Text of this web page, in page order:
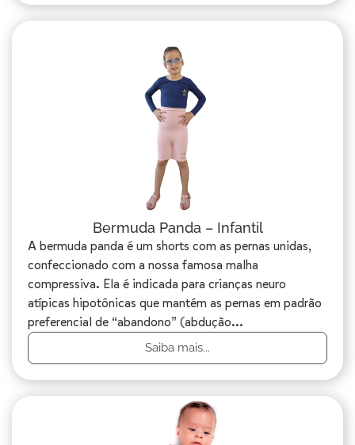
Bermuda Panda – Infantil
A bermuda panda é um shorts com as pernas unidas,
confeccionado com a nossa famosa malha
compressiva. Ela é indicada para crianças neuro
atípicas hipotônicas que mantém as pernas em padrão
preferencial de “abandono” (abdução...
Saiba mais...